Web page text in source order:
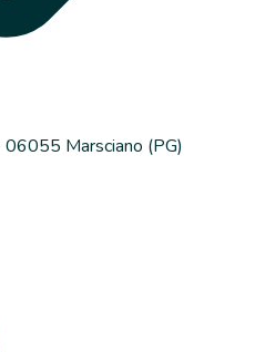
Marsciano (PG)